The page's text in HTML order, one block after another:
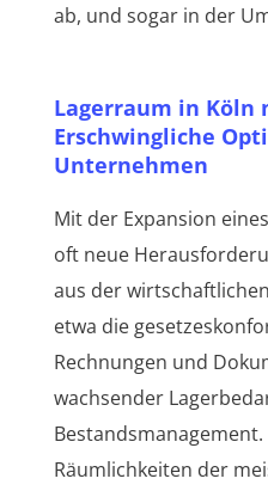
ab, und sogar in der
Lagerraum in Köln
Erschwingliche
Unternehmen
Mit der Expansion
oft neue
aus der
etwa die
Rechnungen und
wachsender
Räumlichkeiten der